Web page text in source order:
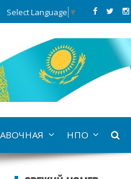
Select Language ▼
НПО